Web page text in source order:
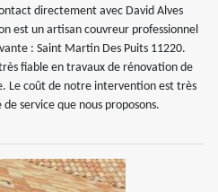
directement avec David Alves
est un artisan couvreur professionnel
: Saint Martin Des Puits 11220.
fiable en travaux de rénovation de
coût de notre intervention est très
service que nous proposons.